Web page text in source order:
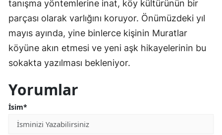
tanışma yöntemlerine inat, köy kültürünün bir
parçası olarak varlığını koruyor. Önümüzdeki yıl
mayıs ayında, yine binlerce kişinin Muratlar
köyüne akın etmesi ve yeni aşk hikayelerinin bu
sokakta yazılması bekleniyor.
Yorumlar
İsim*